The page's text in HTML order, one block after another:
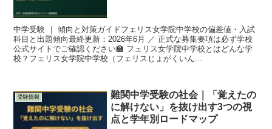
中学受験 ｜ 傾向と対策ガイドフェリス女学院中学校の偏差値・入試
科目と出題傾向最終更新：2026年6月 ／ 正式な募集要項は必ず学校
公式サイトでご確認ください🏫 フェリス女学院中学校とはどんな学
校？フェリス女学院中学校（フェリスじょがくいん...
受験情報
難関中学受験の社会｜「覚えたの
に解けない」を抜け出す3つの視
点と学年別ロードマップ